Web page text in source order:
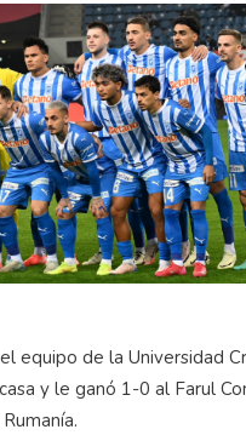
equipo de la Universidad
y le ganó 1-0 al Farul